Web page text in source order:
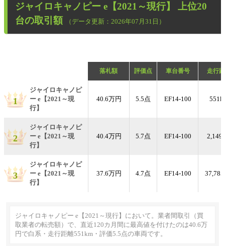
ジャイロキャノピー e【2021～現行】
台の取引額
（データ更新：2026年07月31日）
落札額 評価点 車台番号 走行
1
ジャイロキャノピ
ー e【2021～現
行】
40.6万円 5.5点 EF14-100
2
ジャイロキャノピ
ー e【2021～現
行】
40.4万円 5.7点 EF14-100
3
ジャイロキャノピ
ー e【2021～現
行】
37.6万円 4.7点 EF14-100
ジャイロキャノピー e【2021～現行】において。業者間取引（買
取業者の転売額）で、直近120カ月間に最高値を付けたのは40.6万
円で白系・走行距離551km・評価5.5点の車両です。